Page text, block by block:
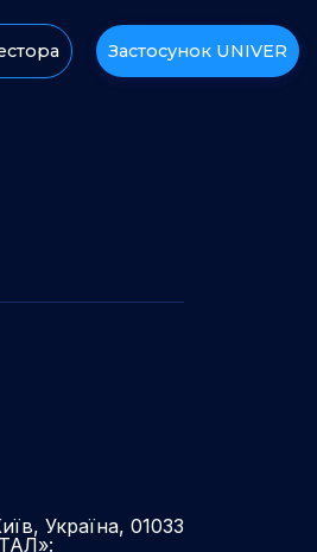
Застосунок UNIVER
Україна, 01033